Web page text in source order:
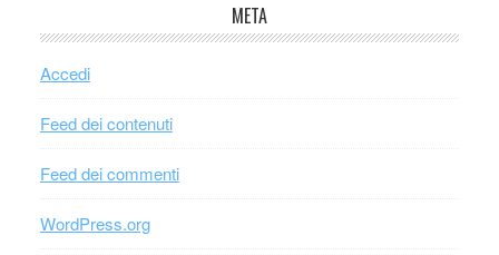
META
Accedi
Feed dei contenuti
Feed dei commenti
WordPress.org